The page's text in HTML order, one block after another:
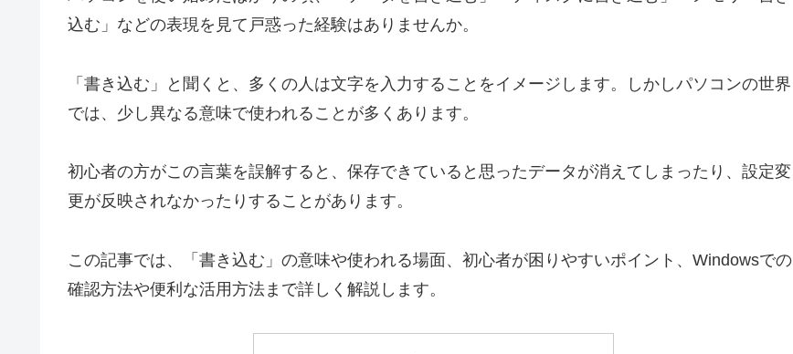
込む」などの表現を見て戸惑った経験はありませんか。
「書き込む」と聞くと、多くの人は文字を入力することをイメージします。しかしパソコンの世界
では、少し異なる意味で使われることが多くあります。
初心者の方がこの言葉を誤解すると、保存できていると思ったデータが消えてしまったり、設定変
更が反映されなかったりすることがあります。
この記事では、「書き込む」の意味や使われる場面、初心者が困りやすいポイント、Windowsでの
確認方法や便利な活用方法まで詳しく解説します。